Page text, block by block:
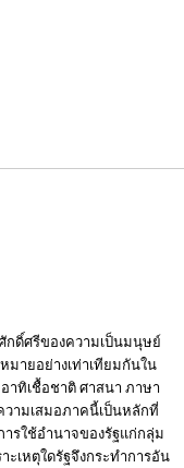
ดิ์ศรีของความเป็นมนุษย์
ายอย่างเท่าเทียมกันใน
ทิเชื้อชาติ ศาสนา ภาษา
วามเสมอภาคนี้เป็นหลักที่
รใช้อำนาจของรัฐแก่กลุ่ม
เหตุใดรัฐจึงกระทำการอัน